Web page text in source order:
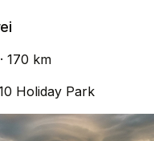
· 170 km
Holiday Park